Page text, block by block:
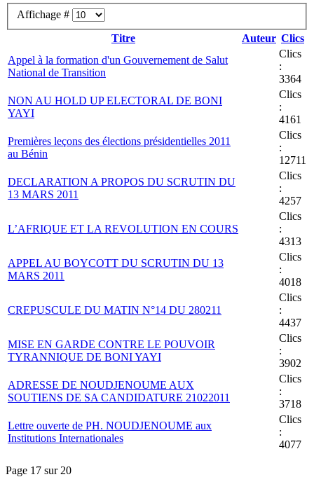
Affichage #
Titre
Auteur Clics
Appel à la formation d'un Gouvernement de Salut
National de Transition
Clics
:
3364
NON AU HOLD UP ELECTORAL DE BONI
YAYI
Clics
:
4161
Premières leçons des élections présidentielles 2011
au Bénin
Clics
:
12711
DECLARATION A PROPOS DU SCRUTIN DU
13 MARS 2011
Clics
:
4257
L’AFRIQUE ET LA REVOLUTION EN COURS
Clics
:
4313
APPEL AU BOYCOTT DU SCRUTIN DU 13
MARS 2011
Clics
:
4018
CREPUSCULE DU MATIN N°14 DU 280211
Clics
:
4437
MISE EN GARDE CONTRE LE POUVOIR
TYRANNIQUE DE BONI YAYI
Clics
:
3902
ADRESSE DE NOUDJENOUME AUX
SOUTIENS DE SA CANDIDATURE 21022011
Clics
:
3718
Lettre ouverte de PH. NOUDJENOUME aux
Institutions Internationales
Clics
:
4077
Page 17 sur 20